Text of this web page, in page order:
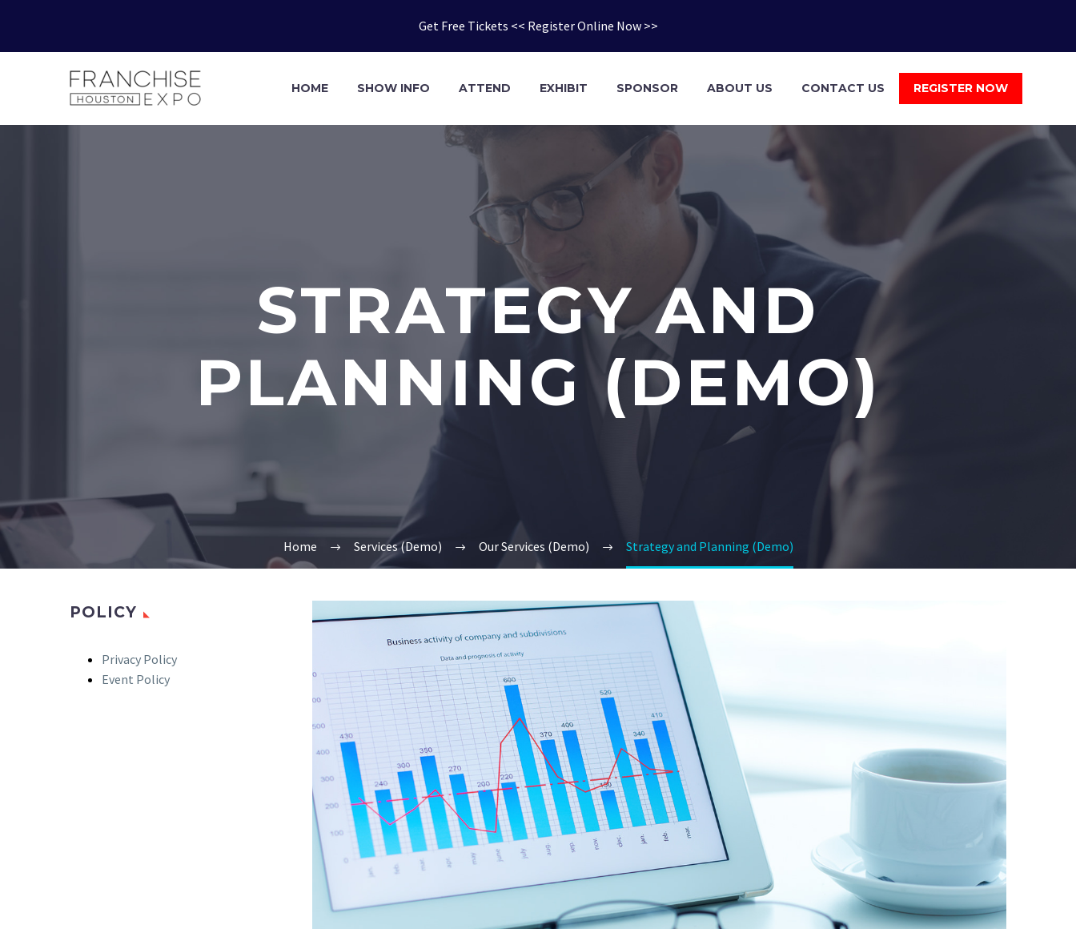
Get Free Tickets << Register Online Now >>
HOME SHOW INFO ATTEND EXHIBIT SPONSOR ABOUT US CONTACT US REGISTER NOW
STRATEGY AND
PLANNING (DEMO)
Home Services (Demo) Our Services (Demo) Strategy and Planning (Demo)
POLICY
Privacy Policy
Event Policy